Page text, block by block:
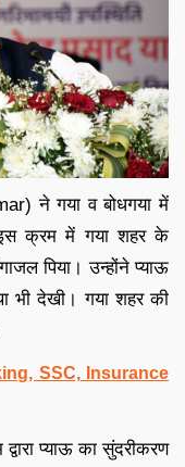
ने गया व बोधगया में
इस क्रम में गया शहर के
पिया। उन्होंने प्‍याऊ
भी देखी। गया शहर की
SSC, Insurance
प्याऊ का सुंदरीकरण